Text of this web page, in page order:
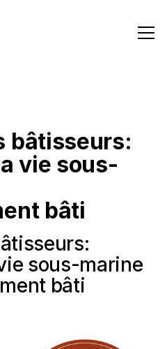
bâtisseurs:
vie sous-
bâti
sous-marine
bâti